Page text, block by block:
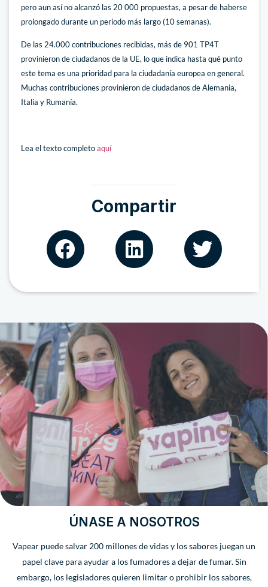
pero aun así no alcanzó las 20 000 propuestas, a pesar de haberse
prolongado durante un periodo más largo (10 semanas).
De las 24.000 contribuciones recibidas, más de 901 TP4T
provinieron de ciudadanos de la UE, lo que indica hasta qué punto
este tema es una prioridad para la ciudadanía europea en general.
Muchas contribuciones provinieron de ciudadanos de Alemania,
Italia y Rumanía.
Lea el texto completoaquí
Compartir
ÚNASE A NOSOTROS
Vapear puede salvar 200 millones de vidas y los sabores juegan un
papel clave para ayudar a los fumadores a dejar de fumar. Sin
embargo, los legisladores quieren limitar o prohibir los sabores,